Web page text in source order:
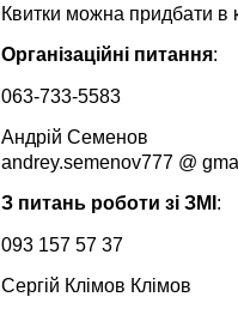
Квитки можна придбати в
Організаційні питання:
063-733-5583
Андрій Семенов
andrey.semenov777 @
З питань роботи зі ЗМІ:
093 157 57 37
Сергій Клімов Клімов